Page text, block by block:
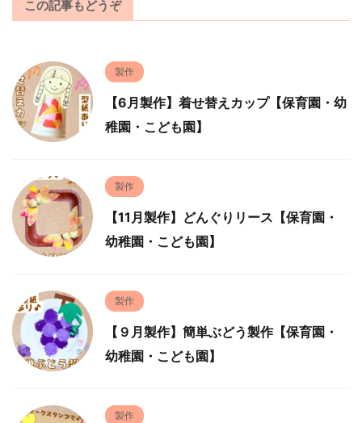
この記事もどうぞ
製作
【6月製作】着せ替えカップ【保育園・幼
稚園・こども園】
製作
【11月製作】どんぐりリース【保育園・
幼稚園・こども園】
製作
【９月製作】簡単ぶどう製作【保育園・
幼稚園・こども園】
製作